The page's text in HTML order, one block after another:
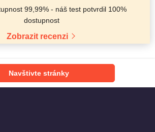
99,99% - náš test potvrdil 100%
dostupnost
Zobrazit recenzi
Navštivte stránky